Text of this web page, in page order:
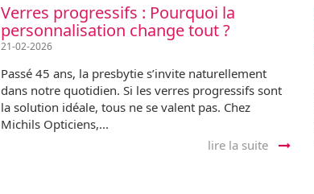
Verres progressifs : Pourquoi la
personnalisation change tout ?
21-02-2026
Passé 45 ans, la presbytie s’invite naturellement
dans notre quotidien. Si les verres progressifs sont
la solution idéale, tous ne se valent pas. Chez
Michils Opticiens,...
lire la suite